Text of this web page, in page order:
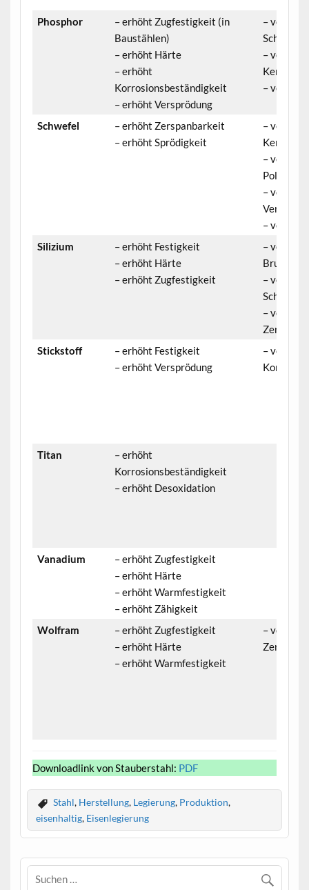
Phosphor
– erhöht Zugfestigkeit (in
Baustählen)
– erhöht Härte
– erhöht
Korrosionsbeständigkeit
– erhöht Versprödung
–
–
–
Schwefel
– erhöht Zerspanbarkeit
– erhöht Sprödigkeit
–
–
–
–
Silizium
– erhöht Festigkeit
– erhöht Härte
– erhöht Zugfestigkeit
–
–
–
Stickstoff
– erhöht Festigkeit
– erhöht Versprödung
–
Titan
– erhöht
Korrosionsbeständigkeit
– erhöht Desoxidation
Vanadium
– erhöht Zugfestigkeit
– erhöht Härte
– erhöht Warmfestigkeit
– erhöht Zähigkeit
Wolfram
– erhöht Zugfestigkeit
– erhöht Härte
– erhöht Warmfestigkeit
–
Downloadlink von Stauberstahl: PDF
Stahl, Herstellung, Legierung, Produktion,
eisenhaltig, Eisenlegierung